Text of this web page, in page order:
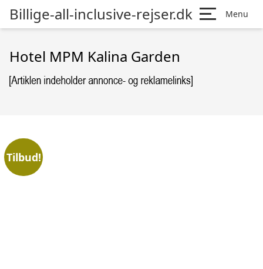
Billige-all-inclusive-rejser.dk Menu
Hotel MPM Kalina Garden
Tilbud!